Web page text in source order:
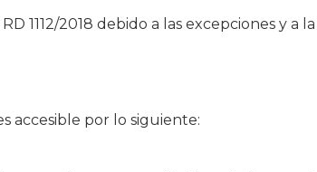
1112/2018 debido a las excepciones y a
accesible por lo siguiente: